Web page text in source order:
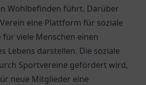
Wohlbefinden führt. Darüber
eine Plattform für soziale
viele Menschen einen
Lebens darstellen. Die soziale
Sportvereine gefördert wird,
neue Mitglieder eine